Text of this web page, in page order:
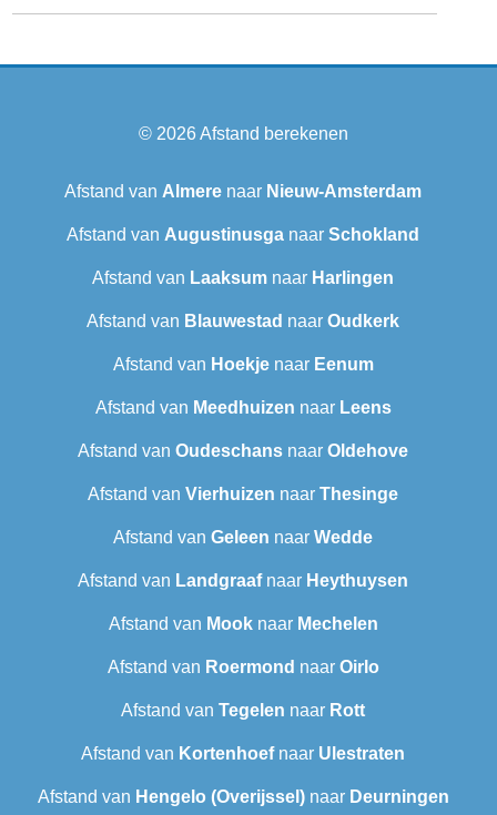
© 2026Afstand berekenen
Afstand van Almere naar Nieuw-Amsterdam
Afstand van Augustinusga naar Schokland
Afstand van Laaksum naar Harlingen
Afstand van Blauwestad naar Oudkerk
Afstand van Hoekjenaar Eenum
Afstand van Meedhuizen naar Leens
Afstand van Oudeschans naar Oldehove
Afstand van Vierhuizen naar Thesinge
Afstand van Geleen naar Wedde
Afstand van Landgraafnaar Heythuysen
Afstand van Mooknaar Mechelen
Afstand van Roermond naar Oirlo
Afstand van Tegelen naar Rott
Afstand van Kortenhoefnaar Ulestraten
Afstand van Hengelo (Overijssel)naar Deurningen